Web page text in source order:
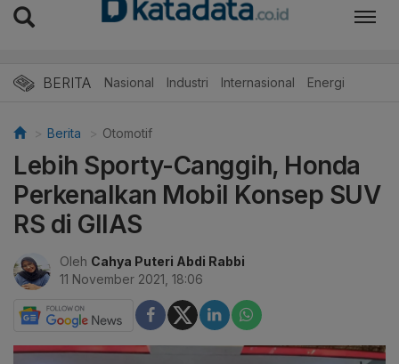
BERITA Nasional Industri Internasional Energi
Berita Otomotif
Lebih Sporty-Canggih, Honda
Perkenalkan Mobil Konsep SUV
RS di GIIAS
Oleh Cahya Puteri Abdi Rabbi
11 November 2021, 18:06